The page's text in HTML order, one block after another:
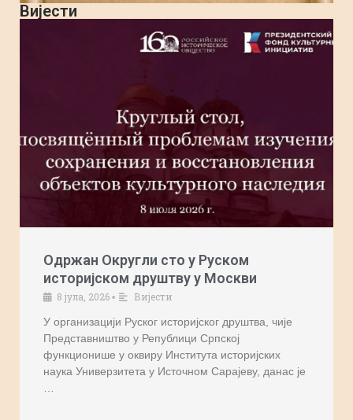
Вијести
Одржан Округли сто у Руском
историјском друштву у Москви
8 јула, 2026 •
Вијести
У организацији Руског историјског друштва, чије
Представништво у Републици Српској
функционише у оквиру Института историјских
наука Универзитета у Источном Сарајеву, данас је